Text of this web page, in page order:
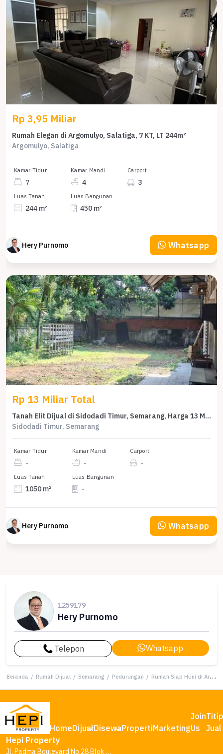
Rp 3,95 Miliar
Rumah Elegan di Argomulyo, Salatiga, 7 KT, LT 244m²
Argomulyo, Salatiga
Kamar Tidur
7
Kamar Mandi
4
Carport
3
Luas Tanah
244 m²
Luas Bangunan
450 m²
Hery Purnomo Whatsapp
Rp 13 Miliar Total
Tanah Elit Dijual di Sidodadi Timur, Semarang, Harga 13 Miliar
Sidodadi Timur, Semarang
Kamar Tidur
-
Kamar Mandi
-
Carport
-
Luas Tanah
1050 m²
Luas Bangunan
-
Hery Purnomo Whatsapp
1259179
Hery Purnomo
Telepon Whatsapp
Beranda / Rumah Dijual / Semarang / Pedurungan / Rumah Siap Huni di Area Pedurungan, Semarang, LT 238m²
HomeDijualDisewaPropertiMarketing
Join
Us
Jual
Hepi Property
Jl. Padma Boulevard No.28 Blok AA1, Tambakharjo, Kec. Semarang Barat, Kota Semarang, Jawa Tengah 50145